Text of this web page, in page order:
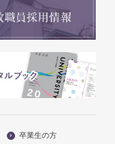
卒業生の方